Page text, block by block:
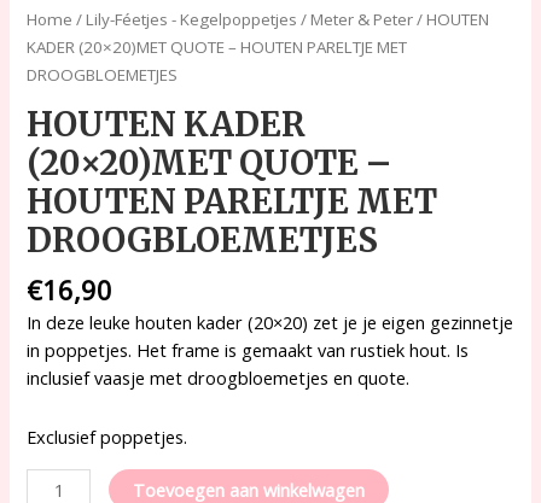
Home / Lily-Féetjes - Kegelpoppetjes / Meter & Peter/ HOUTEN
KADER (20×20)MET QUOTE – HOUTEN PARELTJE MET
DROOGBLOEMETJES
HOUTEN KADER
(20×20)MET QUOTE –
HOUTEN PARELTJE MET
DROOGBLOEMETJES
€16,90
In deze leuke houten kader (20×20) zet je je eigen gezinnetje
in poppetjes. Het frame is gemaakt van rustiek hout. Is
inclusief vaasje met droogbloemetjes en quote.
Exclusief poppetjes.
Toevoegen aan winkelwagen